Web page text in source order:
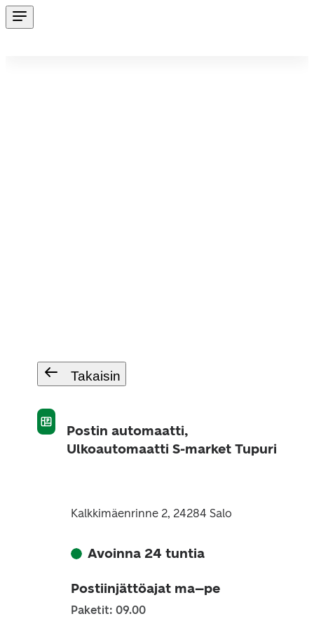
Takaisin
Postin automaatti,
Ulkoautomaatti S-market Tupuri
Kalkkimäenrinne 2, 24284 Salo
Avoinna 24 tuntia
Postiinjättöajat ma–pe
Paketit: 09.00